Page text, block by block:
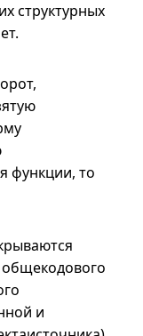
структурных
функции, то
и